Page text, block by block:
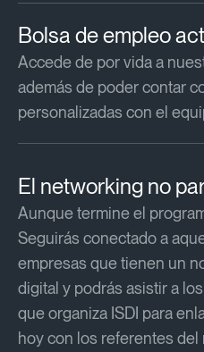
Bolsa de empleo
Accede de por vida a
además de poder contar
personalizadas con el
El networking no
Aunque termine el
Seguirás conectado a
empresas que tienen un
digital y podrás asistir a
que organiza ISDI para
hoy con los referentes del